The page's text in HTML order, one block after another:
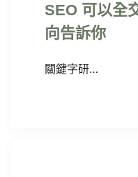
SEO 可以全
向告訴你
關鍵字研…